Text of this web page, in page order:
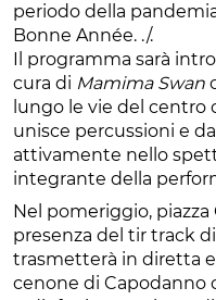
periodo della
Bonne Année. ./.
Il programma sarà
cura di Mamima Swan
lungo le vie del
unisce percussioni e
attivamente nello
integrante della
Nel pomeriggio,
presenza del tir track di
trasmetterà in diretta
cenone di Capodanno